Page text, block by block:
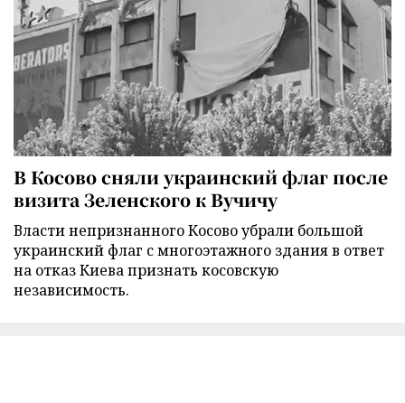
В Косово сняли украинский флаг после
визита Зеленского к Вучичу
Власти непризнанного Косово убрали большой
украинский флаг с многоэтажного здания в ответ
на отказ Киева признать косовскую
независимость.